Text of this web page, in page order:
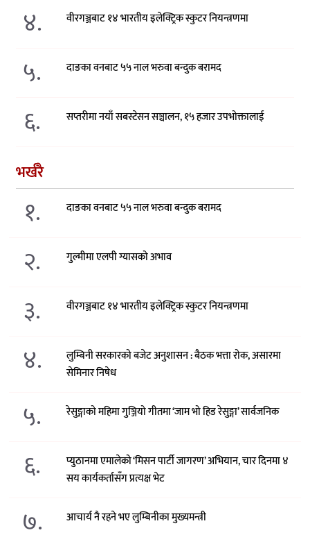
४. वीरगञ्जबाट १४ भारतीय इलेक्ट्रिक स्कुटर नियन्त्रणमा
५. दाङका वनबाट ५५ नाल भरुवा बन्दुक बरामद
६. सप्तरीमा नयाँ सबस्टेसन सञ्चालन, १५ हजार उपभोक्तालाई
भर्खरै
१. दाङका वनबाट ५५ नाल भरुवा बन्दुक बरामद
२. गुल्मीमा एलपी ग्यासको अभाव
३. वीरगञ्जबाट १४ भारतीय इलेक्ट्रिक स्कुटर नियन्त्रणमा
४.
लुम्बिनी सरकारको बजेट अनुशासन : बैठक भत्ता रोक, असारमा
सेमिनार निषेध
५. रेसुङ्गाको महिमा गुञ्जियो गीतमा ‘जाम भो हिड रेसुङ्गा’ सार्वजनिक
६.
प्युठानमा एमालेको ‘मिसन पार्टी जागरण’ अभियान, चार दिनमा ४
सय कार्यकर्तासँग प्रत्यक्ष भेट
७. आचार्य नै रहने भए लुम्बिनीका मुख्यमन्त्री